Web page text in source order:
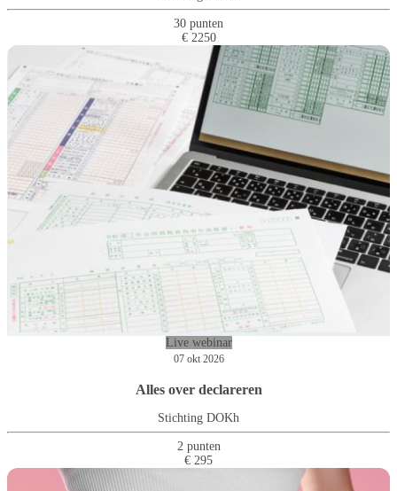
30 punten
€ 2250
Live webinar
07 okt 2026
Alles over declareren
Stichting DOKh
2 punten
€ 295